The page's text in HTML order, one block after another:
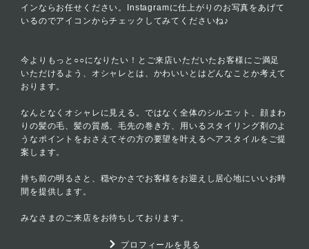
インならお任せください。Instagramに仕上がりのお写真をあげて
いるのでアイコンからチェックしてみてくださいね♪
今よりもっと○○になりたい！とご来店いただいたお客様にご満足
いただけるよう、オシャレとは、かわいいとはどんなことか考えて
おります。
なんとなくオシャレに見える。ではなく全体のシルエット、顔まわ
りの髪の毛、髪の質感、毛先の巻き方、用いるスタイリング剤のよ
うなポイントをおさえてその方の要望を叶えるヘアスタイルをご提
案します。
持ち前の明るさと、穏やかさでお客様をお迎えし居心地にいいお時
間を提供します。
みなさまのご来店をお待ちしております。
プロフィールを見る